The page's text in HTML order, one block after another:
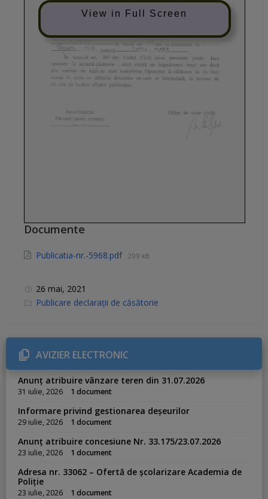
View in Full Screen
Documente
Publicatia-nr.-5968.pdf 209 kB
26 mai, 2021
C
g
r
i
e
s
Publicare declarații de căsătorie
AVIZIER ELECTRONIC
Anunț atribuire vânzare teren din 31.07.2026
31 iulie, 2026 1 document
Informare privind gestionarea deșeurilor
29 iulie, 2026 1 document
Anunț atribuire concesiune Nr. 33.175/23.07.2026
23 iulie, 2026 1 document
Adresa nr. 33062 – Ofertă de școlarizare Academia de
Poliție
23 iulie, 2026 1 document